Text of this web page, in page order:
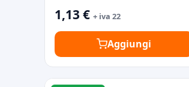
1,13 € + iva 22
Aggiungi